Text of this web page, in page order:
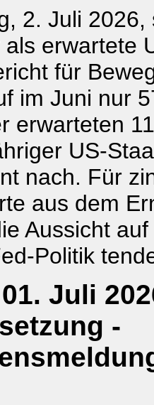
2. Juli 2026,
erwartete
für
im Juni nur
erwarteten
US-
nach. Für
aus dem
Aussicht
Politik
Juli
-